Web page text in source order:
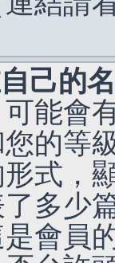
己的
能會
的等
式，
多少
會員